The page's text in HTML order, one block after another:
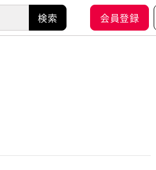
会員登録